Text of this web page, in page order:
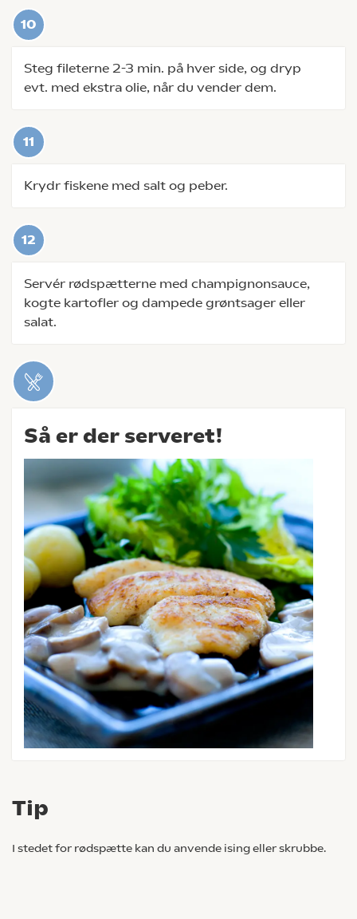
Steg fileterne 2-3 min. på hver side, og dryp
evt. med ekstra olie, når du vender dem.
Krydr fiskene med salt og peber.
Servér rødspætterne med champignonsauce,
kogte kartofler og dampede grøntsager eller
salat.
Så er der serveret!
Tip
I stedet for rødspætte kan du anvende ising eller skrubbe.